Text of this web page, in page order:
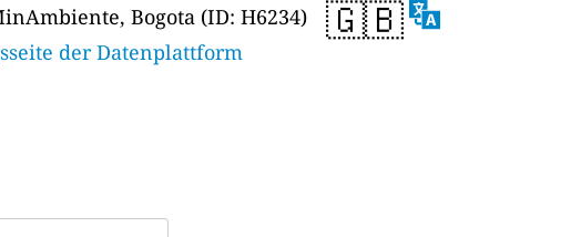
🇬🇧
Bogota (ID: H6234)
der Datenplattform